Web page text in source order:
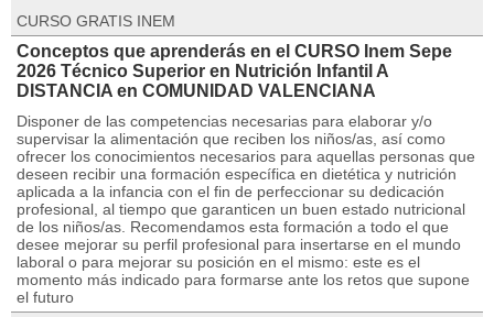
CURSO GRATIS INEM
Conceptos que aprenderás en el CURSO Inem Sepe
2026 Técnico Superior en Nutrición Infantil A
DISTANCIA en COMUNIDAD VALENCIANA
Disponer de las competencias necesarias para elaborar y/o
supervisar la alimentación que reciben los niños/as, así como
ofrecer los conocimientos necesarios para aquellas personas que
deseen recibir una formación específica en dietética y nutrición
aplicada a la infancia con el fin de perfeccionar su dedicación
profesional, al tiempo que garanticen un buen estado nutricional
de los niños/as. Recomendamos esta formación a todo el que
desee mejorar su perfil profesional para insertarse en el mundo
laboral o para mejorar su posición en el mismo: este es el
momento más indicado para formarse ante los retos que supone
el futuro